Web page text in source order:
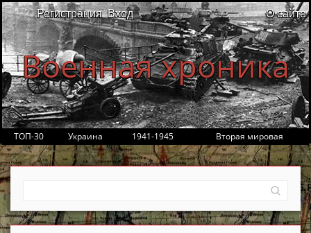
Регистрация Вход О сайте
Военная хроника
ТОП-30 Украина 1941-1945 Вторая мировая